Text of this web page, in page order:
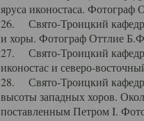
яруса иконостаса. Фотограф
26. Свято-Троицкий
и хоры. Фотограф Оттлие
27. Свято-Троицкий
иконостас и северо-
28. Свято-Троицкий
высоты западных хоров.
поставленным Петром I.